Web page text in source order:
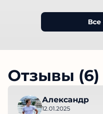
Отзывы (6)
Александр
12.01.2025